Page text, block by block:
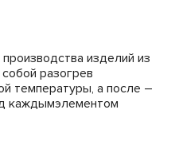
изделий из
разогрев
температуры, а после –
каждымэлементом